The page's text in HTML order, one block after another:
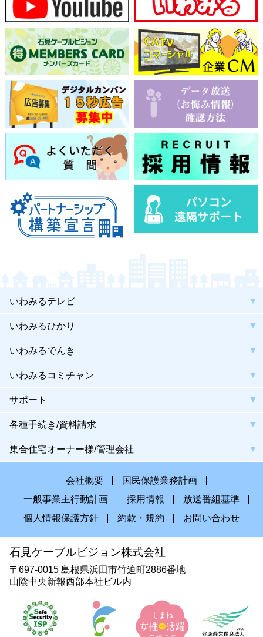
いわみるテレビ
いわみるひかり
いわみるでんき
いわみるコミチャン
サポート
各種手続き/資料請求
集合住宅オーナー様/管理会社
会社概要
国民保護業務計画
一般事業主行動計画
採用情報
放送番組基準
個人情報保護方針
約款・規約 お問い合わせ
石見ケーブルビジョン株式会社
〒697-0015 島根県浜田市竹迫町2886番地
山陰中央新報西部本社ビル内